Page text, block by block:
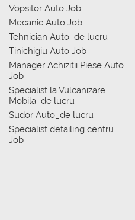
Vopsitor Auto Job
Mecanic Auto Job
Tehnician Auto_de lucru
Tinichigiu Auto Job
Manager Achizitii Piese Auto
Job
Specialist la Vulcanizare
Mobila_de lucru
Sudor Auto_de lucru
Specialist detailing centru
Job